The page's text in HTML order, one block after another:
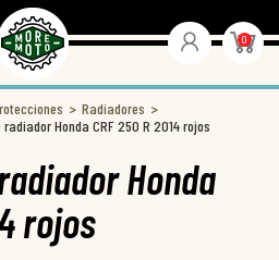
0
Radiadores
Honda CRF 250 R 2014 rojos
Honda
rojos